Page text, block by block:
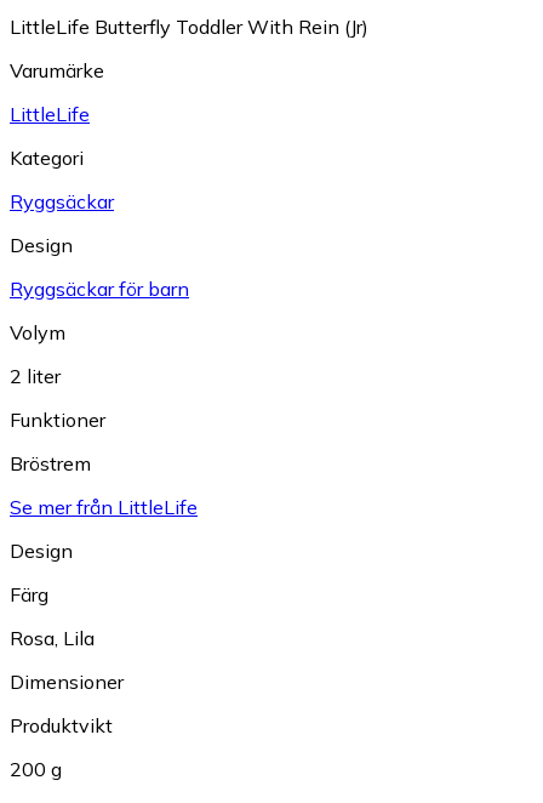
LittleLife Butterfly Toddler With Rein (Jr)
Varumärke
LittleLife
Kategori
Ryggsäckar
Design
Ryggsäckar för barn
Volym
2 liter
Funktioner
Bröstrem
Se mer från LittleLife
Design
Färg
Rosa Lila
Dimensioner
Produktvikt
200 g